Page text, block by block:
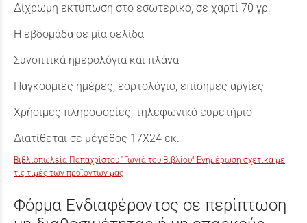
Δίχρωμη εκτύπωση στο εσωτερικό, σε χαρτί 70 γρ.
Η εβδομάδα σε μία σελίδα
Συνοπτικά ημερολόγια και πλάνα
Παγκόσμιες ημέρες, εορτολόγιο, επίσημες αργίες
Χρήσιμες πληροφορίες, τηλεφωνικό ευρετήριο
Διατίθεται σε μέγεθος 17Χ24 εκ.
Βιβλιοπωλεία Παπαχρίστου “Γωνιά του Βιβλίου” Ενημέρωση σχετικά με
τις τιμές των προϊόντων μας
Φόρμα Ενδιαφέροντος σε περίπτωση